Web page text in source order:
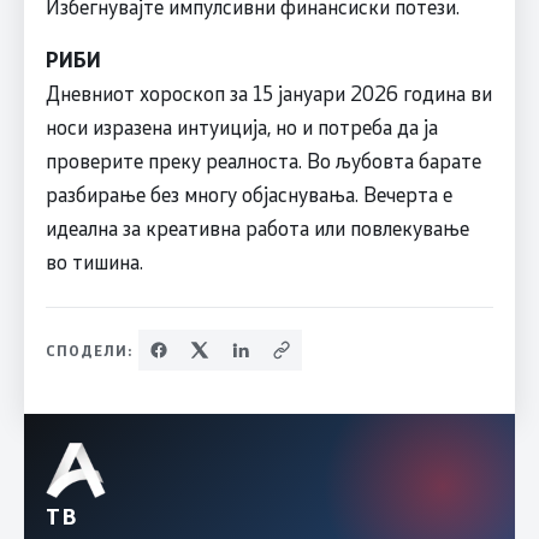
Избегнувајте импулсивни финансиски потези.
РИБИ
Дневниот хороскоп за 15 јануари 2026 година ви
носи изразена интуиција, но и потреба да ја
проверите преку реалноста. Во љубовта барате
разбирање без многу објаснувања. Вечерта е
идеална за креативна работа или повлекување
во тишина.
СПОДЕЛИ:
ТВ